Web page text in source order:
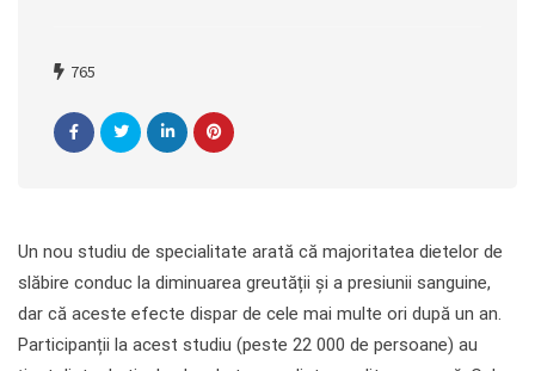
765
Un nou studiu de specialitate arată că majoritatea dietelor de
slăbire conduc la diminuarea greutății și a presiunii sanguine,
dar că aceste efecte dispar de cele mai multe ori după un an.
Participanții la acest studiu (peste 22 000 de persoane) au